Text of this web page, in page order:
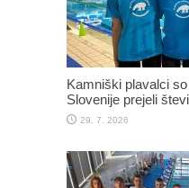
Kamniški plavalci
Slovenije prejeli
29. 7. 2026